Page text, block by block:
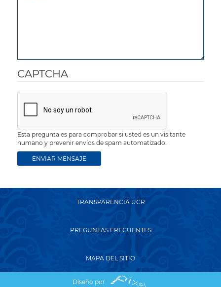
CAPTCHA
Esta pregunta es para comprobar si usted es un visitante
humano y prevenir envíos de spam automatizado.
TRANSPARENCIA UCR
PREGUNTAS FRECUENTES
MAPA DEL SITIO
Diseño por